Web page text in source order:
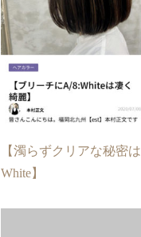
【濁らずクリアな秘密は
White】